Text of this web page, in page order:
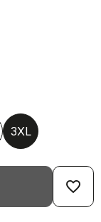
3XL
favorite_border